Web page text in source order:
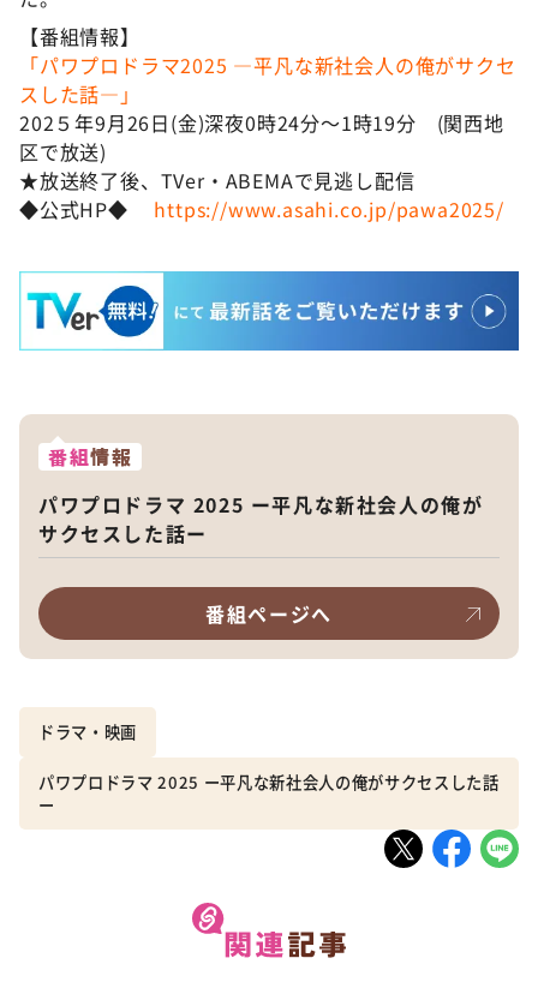
【番組情報】
「パワプロドラマ2025 —平凡な新社会人の俺がサクセ
スした話―」
202５年9月26日(金)深夜0時24分～1時19分 (関西地
区で放送)
★放送終了後、TVer・ABEMAで見逃し配信
◆公式HP◆ https://www.asahi.co.jp/pawa2025/
番組情報
パワプロドラマ 2025 ー平凡な新社会人の俺が
サクセスした話ー
番組ページへ
ドラマ・映画
パワプロドラマ 2025 ー平凡な新社会人の俺がサクセスした話
ー